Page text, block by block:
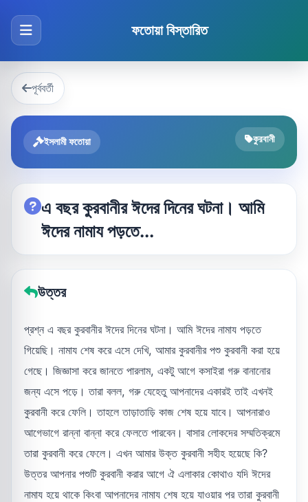
ফতোয়া বিস্তারিত
পূর্ববর্তী
ইসলামী ফতোয়া কুরবানী
এ বছর কুরবানীর ঈদের দিনের ঘটনা। আমি
ঈদের নামায পড়তে...
উত্তর
প্রশ্ন এ বছর কুরবানীর ঈদের দিনের ঘটনা। আমি ঈদের নামায পড়তে
গিয়েছি। নামায শেষ করে এসে দেখি, আমার কুরবানীর পশু কুরবানী করা হয়ে
গেছে। জিজ্ঞাসা করে জানতে পারলাম, একটু আগে কসাইরা গরু বানানোর
জন্য এসে পড়ে। তারা বলল, গরু যেহেতু আপনাদের একারই তাই এখনই
কুরবানী করে ফেলি। তাহলে তাড়াতাড়ি কাজ শেষ হয়ে যাবে। আপনারাও
আগেভাগে রান্না বান্না করে ফেলতে পারবেন। বাসার লোকদের সম্মতিক্রমে
তারা কুরবানী করে ফেলে। এখন আমার উক্ত কুরবানী সহীহ হয়েছে কি?
উত্তর আপনার পশুটি কুরবানী করার আগে ঐ এলাকার কোথাও যদি ঈদের
নামায হয়ে থাকে কিংবা আপনাদের নামায শেষ হয়ে যাওয়ার পর তারা কুরবানী